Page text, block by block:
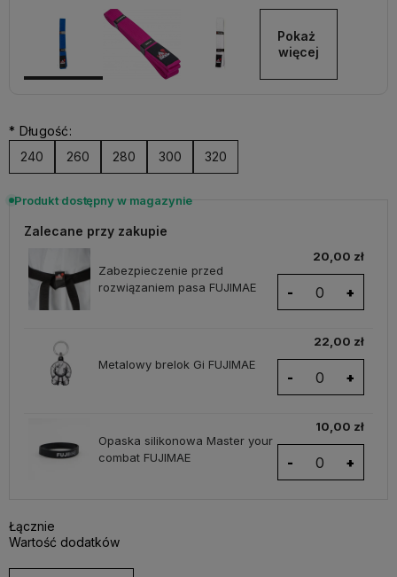
Pokaż
więcej
* Długość:
240
260 280 300 320
Produkt dostępny w magazynie
Zalecane przy zakupie
Zabezpieczenie przed
rozwiązaniem pasa FUJIMAE
20,00 zł
- +
Metalowy brelok Gi FUJIMAE
22,00 zł
- +
Opaska silikonowa Master your
combat FUJIMAE
10,00 zł
- +
Łącznie
Wartość dodatków